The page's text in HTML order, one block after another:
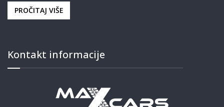
PROČITAJ VIŠE
Kontakt informacije